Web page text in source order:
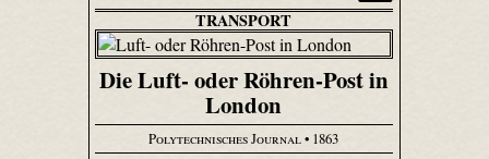
TRANSPORT
Die Luft- oder Röhren-Post in
London
Polytechnisches Journal• 1863